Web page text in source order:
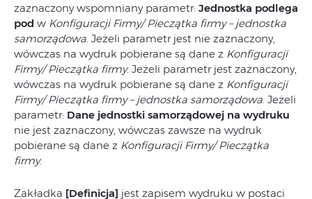
zaznaczony wspomniany parametr: Jednostka podlega
pod w Konfiguracji Firmy/ Pieczątka firmy – jednostka
samorządowa. Jeżeli parametr jest nie zaznaczony,
wówczas na wydruk pobierane są dane z Konfiguracji
Firmy/ Pieczątka firmy. Jeżeli parametr jest zaznaczony,
wówczas na wydruk pobierane są dane z Konfiguracji
Firmy/ Pieczątka firmy – jednostka samorządowa. Jeżeli
parametr: Dane jednostki samorządowej na wydruku
nie jest zaznaczony, wówczas zawsze na wydruk
pobierane są dane z Konfiguracji Firmy/ Pieczątka
firmy.
Zakładka [Definicja] jest zapisem wydruku w postaci